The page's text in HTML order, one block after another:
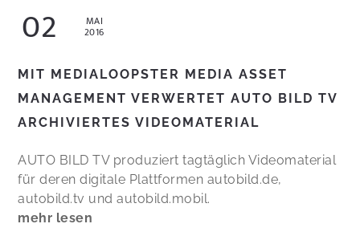
MAI
02 2016
MIT MEDIALOOPSTER MEDIA ASSET
MANAGEMENT VERWERTET AUTO BILD TV
ARCHIVIERTES VIDEOMATERIAL
AUTO BILD TV produziert tagtäglich Videomaterial
für deren digitale Plattformen autobild.de,
autobild.tv und autobild.mobil.
mehr lesen